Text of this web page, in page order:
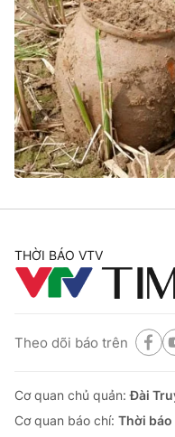
THỜI BÁO VTV
Theo dõi báo trên
Cơ quan chủ quản:Đài
Cơ quan báo chí: Thời báo